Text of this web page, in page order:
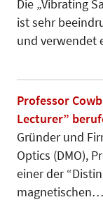
Die „Vibrating
ist sehr
und verwendet
Professor
Lecturer”
Gründer und
Optics (DMO),
einer der
magnetischen…